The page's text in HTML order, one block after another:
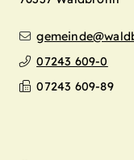
07243 609-0
07243 609-89